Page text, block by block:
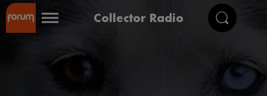
Collector Radio